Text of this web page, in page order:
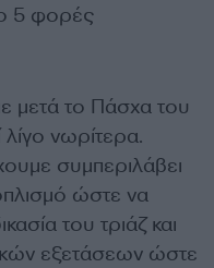
5 φορές
μετά το Πάσχα του
νωρίτερα.
συμπεριλάβει
ώστε να
του τριάζ και
εξετάσεων ώστε